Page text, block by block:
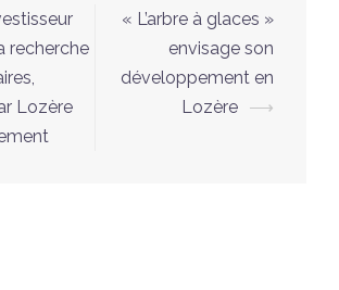
recherche
Lozère
« L’arbre à glaces »
envisage son
développement en
Lozère ⟶